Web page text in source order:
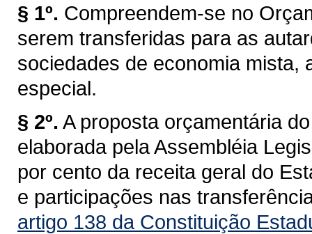
§ 1º. Compreendem-se no
serem transferidas para as
sociedades de economia mista,
especial.
§ 2º. A proposta orçamentária
elaborada pela Assembléia
por cento da receita geral do
e participações nas
artigo 138 da Constituição